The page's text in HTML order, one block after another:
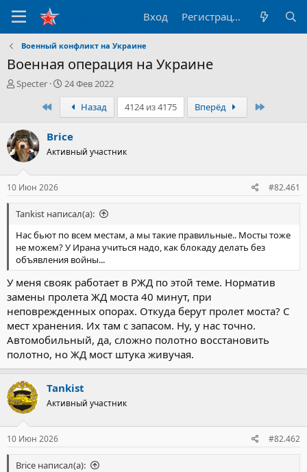
Вход Регистрация
Военный конфликт на Украине
Военная операция на Украине
А
р
т
е
м
ы
Specter
Д
а
а
н
а
ч
24 Фев 2022
ПервыйНазад 4124 из 4175 Вперёд
Brice
Активный участник
10 Июн 2026 #82.461
Tankist написал(а):
Нас бьют по всем местам, а мы такие правильные.. Мосты тоже
не можем? У Ирана учиться надо, как блокаду делать без
объявления войны...
У меня свояк работает в РЖД по этой теме. Норматив
замены пролета ЖД моста 40 минут, при
неповрежденных опорах. Откуда берут пролет моста? С
мест хранения. Их там с запасом. Ну, у нас точно.
Автомобильный, да, сложно полотно восстановить
полотно, но ЖД мост штука живучая.
Tankist
Активный участник
10 Июн 2026 #82.462
Brice написал(а):